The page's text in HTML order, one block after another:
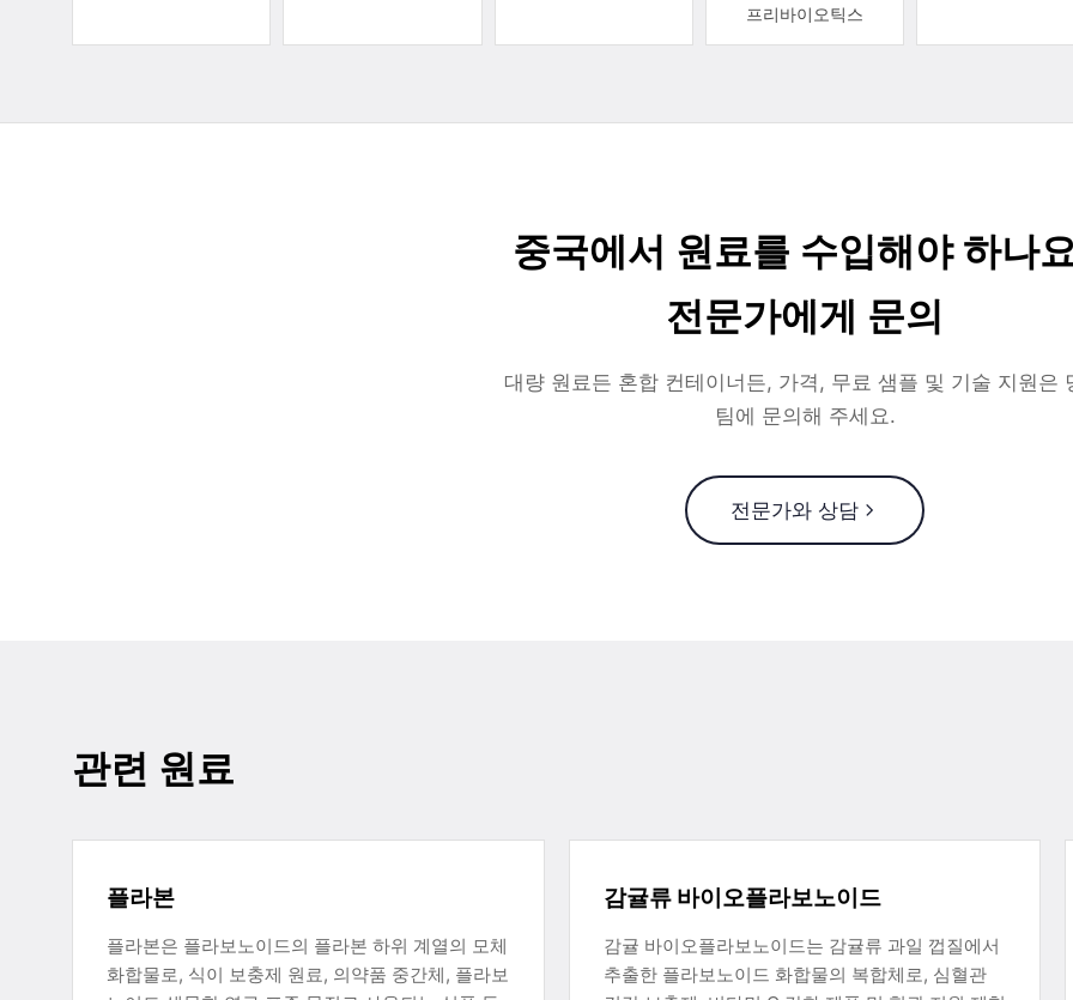
프리바이오틱스
중국에서 원료를 수입해야 하나
전문가에게 문의
대량 원료든 혼합 컨테이너든, 가격, 무료 샘플 및 기술 지원은
팀에 문의해 주세요.
전문가와 상담
관련 원료
플라본
플라본은 플라보노이드의 플라본 하위 계열의 모체
화합물로, 식이 보충제 원료, 의약품 중간체, 플라보
감귤류 바이오플라보노이드
감귤 바이오플라보노이드는 감귤류 과일 껍질에서
추출한 플라보노이드 화합물의 복합체로, 심혈관